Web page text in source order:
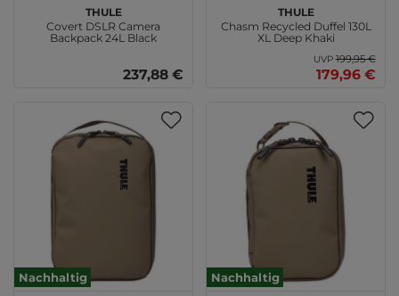
THULE
Covert DSLR Camera
Backpack 24L Black
237,88 €
THULE
Chasm Recycled Duffel 130L
XL Deep Khaki
UVP199,95 €
179,96 €
Nachhaltig Nachhaltig